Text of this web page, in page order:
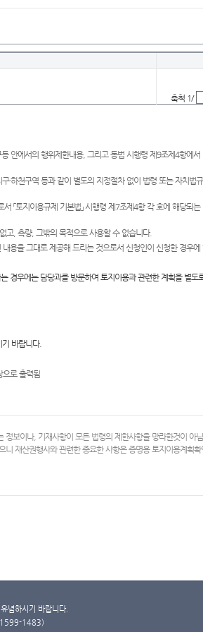
축척 1/
안에서의 행위제한내용, 그리고 동법 시행령 제9조제4항에
·하천구역 등과 같이 별도의 지정절차 없이 법령 또는 자치법
「토지이용규제 기본법」 시행령 제7조제4항 각 호에 해당되
고, 측량, 그밖의 목적으로 사용할 수 없습니다.
용을 그대로 제공해 드리는 것으로서 신청인이 신청한 경우
경우에는 담당과를 방문하여 토지이용과 관련한 계획을 별도
바랍니다.
으로 출력됨
보이나, 기재사항이 모든 법령의 제한사항을 망라한것이 아
재산권행사와 관련한 중요한 사항은 증명용 토지이용계획
념하시기 바랍니다.
1599-1483)